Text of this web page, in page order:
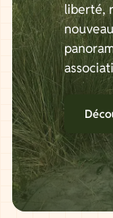
liberté,